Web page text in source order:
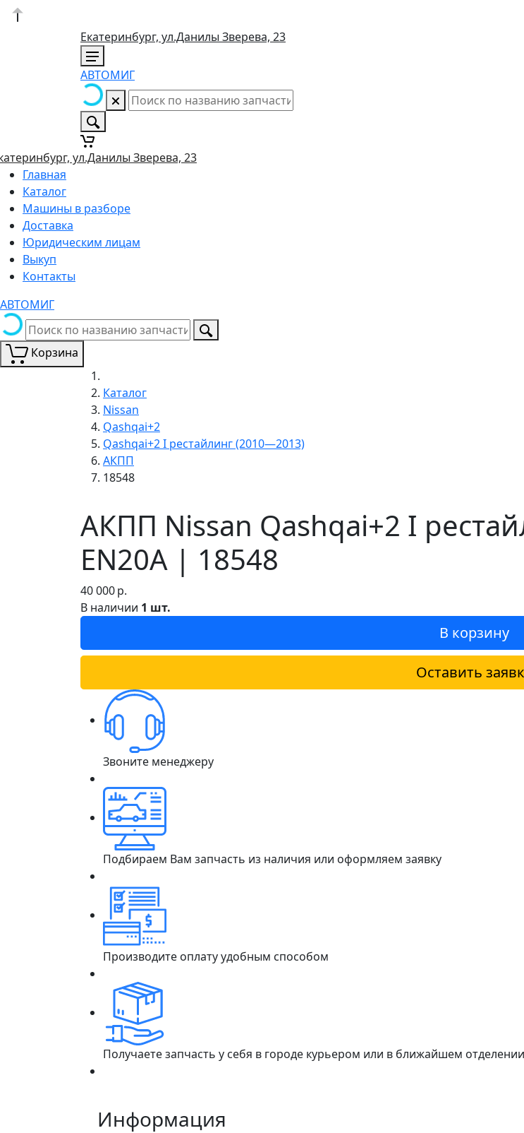
Екатеринбург, ул.Данилы Зверева, 23
АВТОМИГ
ул.Данилы Зверева, 23
Главная
Каталог
Машины в разборе
Доставка
Юридическим лицам
Выкуп
Контакты
АВТОМИГ
Корзина
Каталог
Nissan
Qashqai+2
Qashqai+2 I рестайлинг (2010—2013)
АКПП
18548
АКПП Nissan Qashqai+2 I
EN20A | 18548
40 000р.
В наличии 1 шт.
В корзину
Оставить
Звоните менеджеру
Подбираем Вам запчасть из наличия или оформляем заявку
Производите оплату удобным способом
Получаете запчасть у себя в городе курьером или в ближайшем
Информация